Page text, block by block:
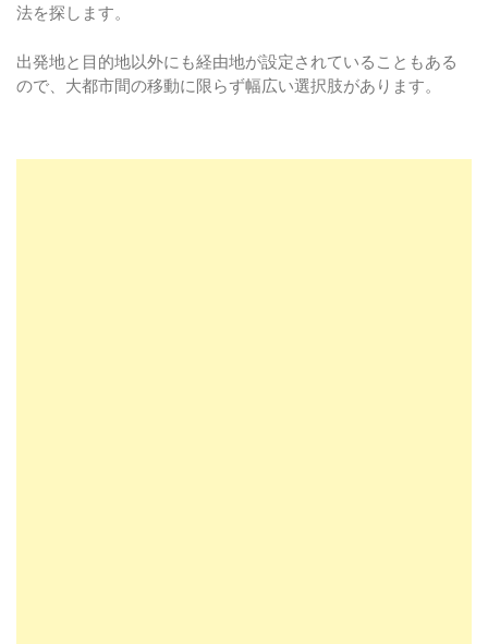
法を探します。
出発地と目的地以外にも経由地が設定されていることもある
ので、大都市間の移動に限らず幅広い選択肢があります。